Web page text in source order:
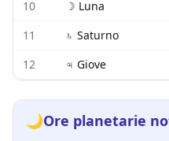
10
☽ Luna
11
♄ Saturno
12
♃ Giove
🌙Ore planetarie